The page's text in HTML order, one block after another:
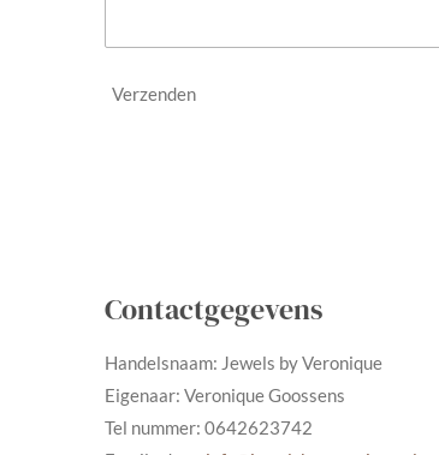
Verzenden
Contactgegevens
Handelsnaam: Jewels by Veronique
Eigenaar: Veronique Goossens
Tel nummer: 0642623742